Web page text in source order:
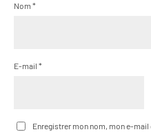
Nom *
E-mail *
Enregistrer mon nom, mon e-